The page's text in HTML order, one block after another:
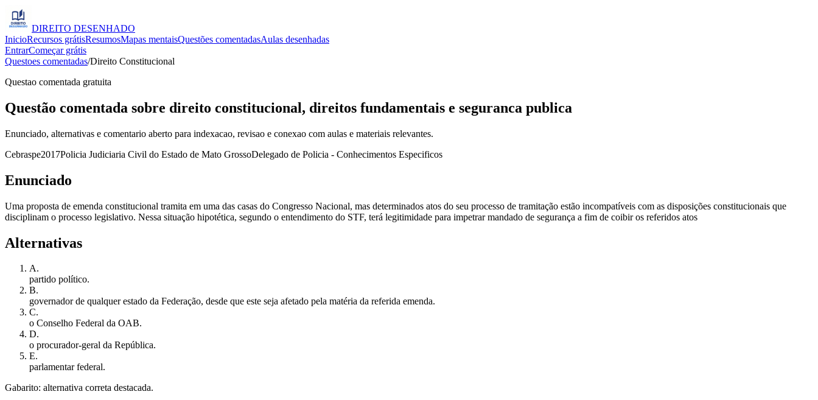
DIREITO DESENHADO
InicioRecursos grátisResumosMapas mentaisQuestões comentadasAulas desenhadas
EntrarComeçar grátis
Questoes comentadas/Direito Constitucional
Questao comentada gratuita
Questão comentada sobre direito constitucional, direitos fundamentais e seguranca publica
Enunciado, alternativas e comentario aberto para indexacao, revisao e conexao com aulas e materiais relevantes.
Cebraspe2017Policia Judiciaria Civil do Estado de Mato GrossoDelegado de Policia - Conhecimentos Especificos
Enunciado
Uma proposta de emenda constitucional tramita em uma das casas do Congresso Nacional, mas determinados atos do seu processo de tramitação estão incompatíveis com as disposições constitucionais que
disciplinam o processo legislativo. Nessa situação hipotética, segundo o entendimento do STF, terá legitimidade para impetrar mandado de segurança a fim de coibir os referidos atos
Alternativas
A.
partido político.
B.
governador de qualquer estado da Federação, desde que este seja afetado pela matéria da referida emenda.
C.
o Conselho Federal da OAB.
D.
o procurador-geral da República.
E.
parlamentar federal.
Gabarito: alternativa correta destacada.